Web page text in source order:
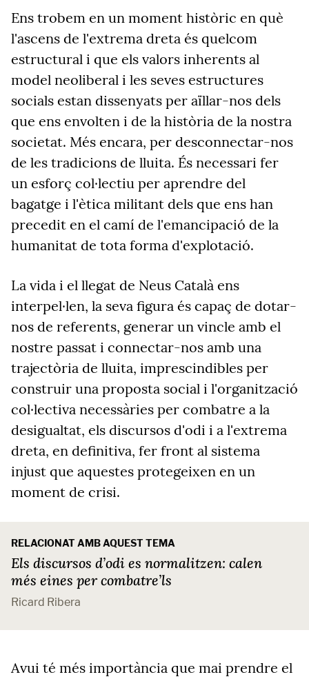
Ens trobem en un moment històric en què
l'ascens de l'extrema dreta és quelcom
estructural i que els valors inherents al
model neoliberal i les seves estructures
socials estan dissenyats per aïllar-nos dels
que ens envolten i de la història de la nostra
societat. Més encara, per desconnectar-nos
de les tradicions de lluita. És necessari fer
un esforç col·lectiu per aprendre del
bagatge i l'ètica militant dels que ens han
precedit en el camí de l'emancipació de la
humanitat de tota forma d'explotació.
La vida i el llegat de Neus Català ens
interpel·len, la seva figura és capaç de dotar-
nos de referents, generar un vincle amb el
nostre passat i connectar-nos amb una
trajectòria de lluita, imprescindibles per
construir una proposta social i l'organització
col·lectiva necessàries per combatre a la
desigualtat, els discursos d'odi i a l'extrema
dreta, en definitiva, fer front al sistema
injust que aquestes protegeixen en un
moment de crisi.
RELACIONAT AMB AQUEST TEMA
Els discursos d’odi es normalitzen: calen
més eines per combatre’ls
Ricard Ribera
Avui té més importància que mai prendre el